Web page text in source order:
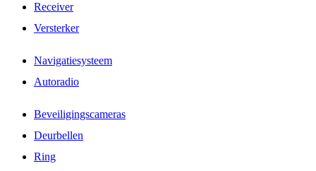
Receiver
Versterker
Navigatiesysteem
Autoradio
Beveiligingscameras
Deurbellen
Ring